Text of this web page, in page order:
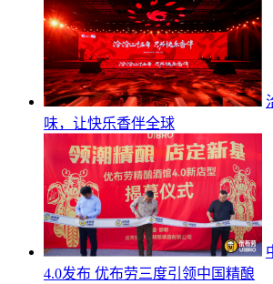
味，让快乐香伴全球
4.0发布 优布劳三度引领中国精酿